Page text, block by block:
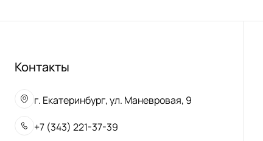
Контакты
г. Екатеринбург, ул. Маневровая, 9
+7 (343) 221-37-39